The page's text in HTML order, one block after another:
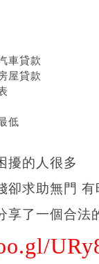
車貸款
屋貸款
低
擾的人很多
卻求助無門
享了一個合法